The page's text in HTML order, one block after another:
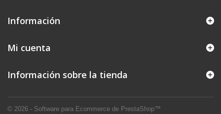
Información
© 2026 - Software para Ecommerce de PrestaShop™
Mi cuenta
Información sobre la tienda